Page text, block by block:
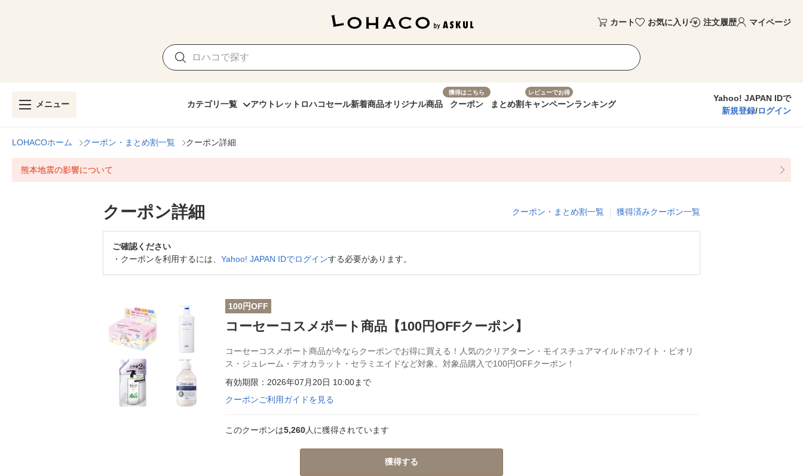
カート お気に入り 注文履歴 マイページ
メニュー カテゴリ一覧 アウトレット ロハコセール新着商品オリジナル商品
獲得はこちら
クーポン まとめ割
レビューでお得
キャンペーンランキング
Yahoo! JAPAN IDで
新規登録/ログイン
LOHACOホーム クーポン・まとめ割一覧 クーポン詳細
熊本地震の影響について
クーポン詳細 クーポン・まとめ割一覧 獲得済みクーポン一覧
ご確認ください
・ クーポンを利用するには、 Yahoo! JAPAN IDでログインする必要があります。
100円OFF
コーセーコスメポート商品【100円OFFクーポン】
コーセーコスメポート商品が今ならクーポンでお得に買える！人気のクリアターン・モイスチュアマイルドホワイト・ビオリ
ス・ジュレーム・デオカラット・セラミエイドなど対象。対象品購入で100円OFFクーポン！
有効期限：2026年07月20日 10:00まで
クーポンご利用ガイドを見る
このクーポンは5,260人に獲得されています
獲得する